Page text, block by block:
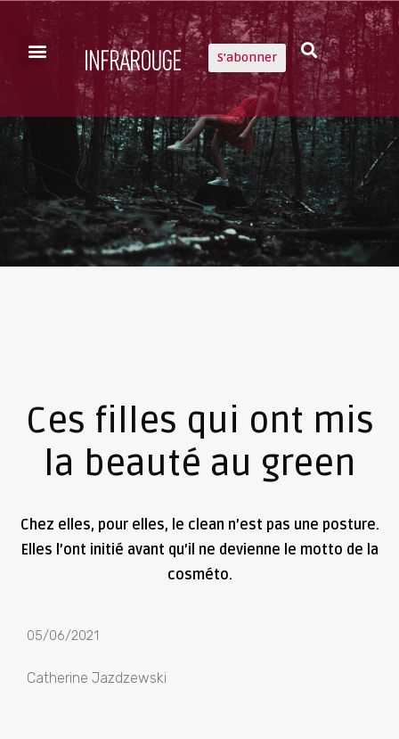
S'abonner
Ces filles qui ont mis
la beauté au green
Chez elles, pour elles, le clean n’est pas une posture.
Elles l’ont initié avant qu’il ne devienne le motto de la
cosméto.
05/06/2021
Catherine Jazdzewski